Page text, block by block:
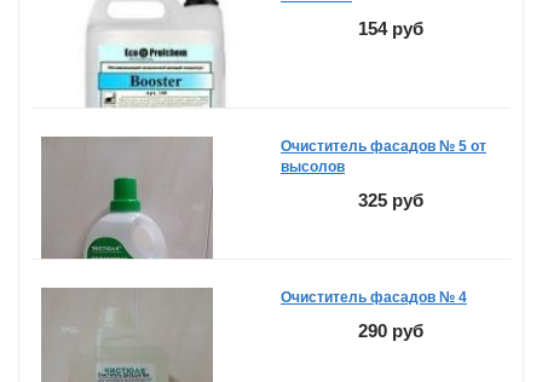
154 руб
Очиститель фасадов № 5 от
высолов
325 руб
Очиститель фасадов № 4
290 руб